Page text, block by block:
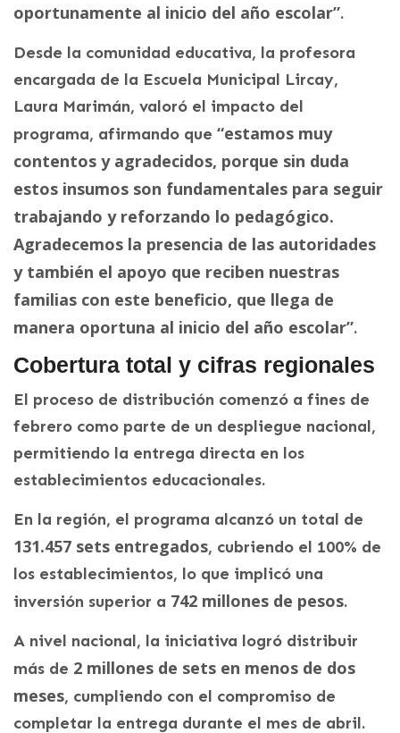
oportunamente al inicio del año escolar”.
Desde la comunidad educativa, la profesora
encargada de la Escuela Municipal Lircay,
Laura Marimán, valoró el impacto del
programa, afirmando que “estamos muy
contentos y agradecidos, porque sin duda
estos insumos son fundamentales para seguir
trabajando y reforzando lo pedagógico.
Agradecemos la presencia de las autoridades
y también el apoyo que reciben nuestras
familias con este beneficio, que llega de
manera oportuna al inicio del año escolar”.
Cobertura total y cifras regionales
El proceso de distribución comenzó a fines de
febrero como parte de un despliegue nacional,
permitiendo la entrega directa en los
establecimientos educacionales.
En la región, el programa alcanzó un total de
131.457 sets entregados, cubriendo el 100% de
los establecimientos, lo que implicó una
inversión superior a 742 millones de pesos.
A nivel nacional, la iniciativa logró distribuir
más de 2 millones de sets en menos de dos
meses, cumpliendo con el compromiso de
completar la entrega durante el mes de abril.